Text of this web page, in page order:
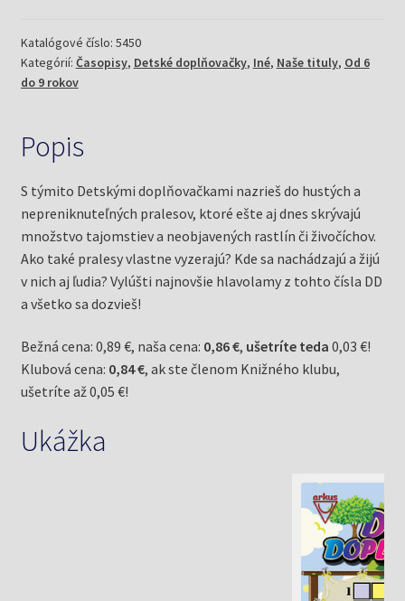
v
pralese
(Mlčochová,
Katalógové číslo: 5450
Kategórií: Časopisy, Detské doplňovačky, Iné, Naše tituly, Od 6
do 9 rokov
Popis
S týmito Detskými doplňovačkami nazrieš do hustých a
nepreniknuteľných pralesov, ktoré ešte aj dnes skrývajú
množstvo tajomstiev a neobjavených rastlín či živočíchov.
Ako také pralesy vlastne vyzerajú? Kde sa nachádzajú a žijú
v nich aj ľudia? Vylúšti najnovšie hlavolamy z tohto čísla DD
a všetko sa dozvieš!
Bežná cena: 0,89 €, naša cena: 0,86 €, ušetríte teda 0,03 €!
Klubová cena: 0,84 €, ak ste členom Knižného klubu,
ušetríte až 0,05 €!
Ukážka